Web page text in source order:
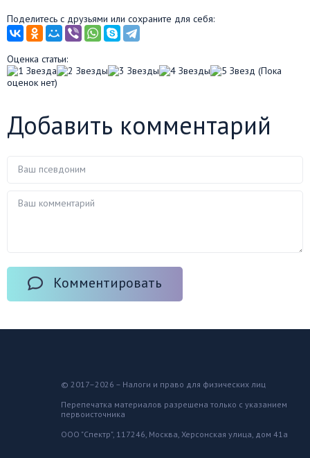
Поделитесь с друзьями или сохраните для себя:
Оценка статьи:
(Пока
оценок нет)
Добавить комментарий
Комментировать
© 2017–2026 – Налоги и право для физических лиц
Перепечатка материалов разрешена только с указанием
первоисточника
ООО "Спектр", 117246, Москва, Херсонская улица, дом 41а